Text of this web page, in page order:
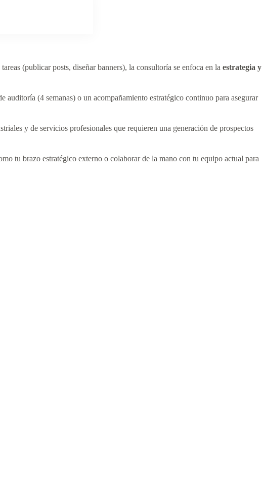
(publicar posts, diseñar banners), la consultoría se enfoca en la estrategia y
(4 semanas) o un acompañamiento estratégico continuo para asegurar
y de servicios profesionales que requieren una generación de prospectos
tu brazo estratégico externo o colaborar de la mano con tu equipo actual para